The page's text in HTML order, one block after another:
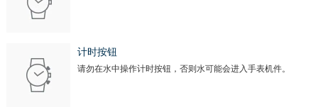
计时按钮
请勿在水中操作计时按钮，否则水可能会进入手表机件。